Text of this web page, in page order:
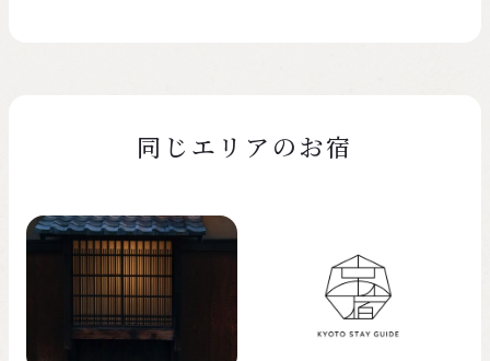
同じエリアのお宿